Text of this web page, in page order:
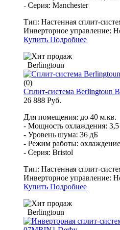
- Серия: Manchester
Тип: Настенная сплит-
Инверторное управление:
Купить Подробнее
Berlingtoun
(0)
Сплит-система Berlingtoun
26 888 Руб.
Для помещения: до 40 м.кв.
- Мощность охлаждения:
- Уровень шума: 36 дБ
- Режим работы:
- Серия: Bristol
Тип: Настенная сплит-
Инверторное управление:
Купить Подробнее
Berlingtoun